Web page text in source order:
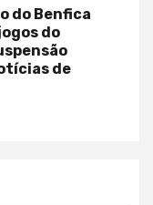
do Benfica
do
de